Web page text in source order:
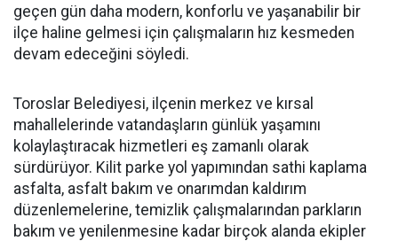
geçen gün daha modern, konforlu ve yaşanabilir bir
ilçe haline gelmesi için çalışmaların hız kesmeden
devam edeceğini söyledi.
Toroslar Belediyesi, ilçenin merkez ve kırsal
mahallelerinde vatandaşların günlük yaşamını
kolaylaştıracak hizmetleri eş zamanlı olarak
sürdürüyor. Kilit parke yol yapımından sathi kaplama
asfalta, asfalt bakım ve onarımdan kaldırım
düzenlemelerine, temizlik çalışmalarından parkların
bakım ve yenilenmesine kadar birçok alanda ekipler